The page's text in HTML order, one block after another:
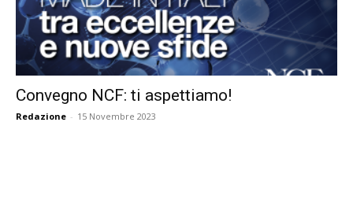
Convegno NCF: ti aspettiamo!
Redazione - 15 Novembre 2023